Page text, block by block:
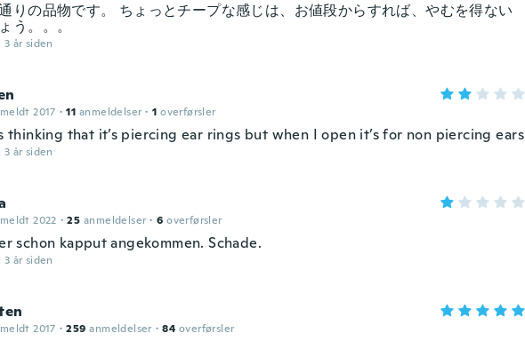
りの品物です。 ちょっとチープな感じは、お値段からすれば、やむを得ない
う。。。
3 år siden
2017 · 11 anmeldelser · 1 overførsler
thinking that it’s piercing ear rings but when I open it’s for non piercing ears
3 år siden
2022 · 25 anmeldelser · 6 overførsler
schon kapput angekommen. Schade.
3 år siden
2017 · 259 anmeldelser · 84 overførsler